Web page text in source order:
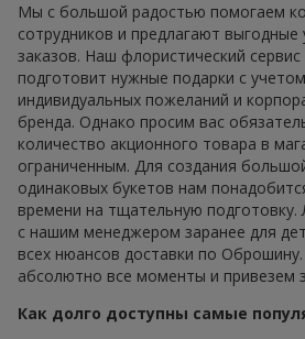
Мы с большой радостью помогаем
сотрудников и предлагают
заказов. Наш флористический сервис
подготовит нужные подарки с
индивидуальных пожеланий и
бренда. Однако просим вас
количество акционного товара в
ограниченным. Для создания
одинаковых букетов нам
времени на тщательную подготовку.
с нашим менеджером заранее для
всех нюансов доставки по
абсолютно все моменты и привезем
Как долго доступны самые